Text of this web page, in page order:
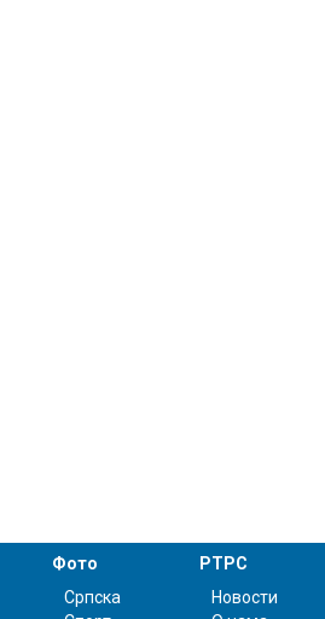
Фото
Српска
РТРС
Новости